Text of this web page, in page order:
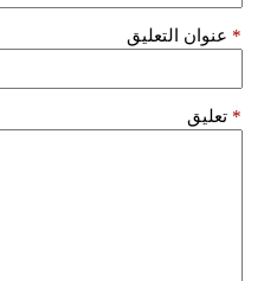
عنوان التعليق *
تعليق *